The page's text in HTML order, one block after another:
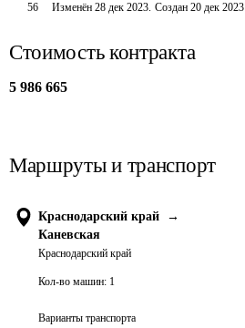
56 Изменён28 дек 2023. Создан 20 дек 2023
Стоимость контракта
5 986 665
Маршруты и транспорт
Краснодарский край
→
Каневская
Краснодарский край
Кол-во машин: 1
Варианты транспорта